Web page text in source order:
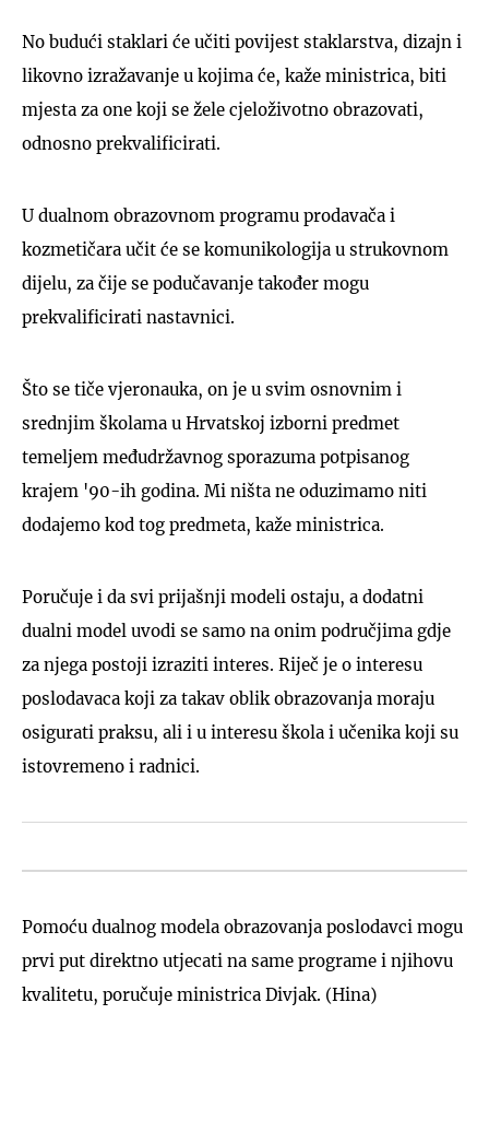
No budući staklari će učiti povijest staklarstva, dizajn i
likovno izražavanje u kojima će, kaže ministrica, biti
mjesta za one koji se žele cjeloživotno obrazovati,
odnosno prekvalificirati.
U dualnom obrazovnom programu prodavača i
kozmetičara učit će se komunikologija u strukovnom
dijelu, za čije se podučavanje također mogu
prekvalificirati nastavnici.
Što se tiče vjeronauka, on je u svim osnovnim i
srednjim školama u Hrvatskoj izborni predmet
temeljem međudržavnog sporazuma potpisanog
krajem '90-ih godina. Mi ništa ne oduzimamo niti
dodajemo kod tog predmeta, kaže ministrica.
Poručuje i da svi prijašnji modeli ostaju, a dodatni
dualni model uvodi se samo na onim područjima gdje
za njega postoji izraziti interes. Riječ je o interesu
poslodavaca koji za takav oblik obrazovanja moraju
osigurati praksu, ali i u interesu škola i učenika koji su
istovremeno i radnici.
Pomoću dualnog modela obrazovanja poslodavci mogu
prvi put direktno utjecati na same programe i njihovu
kvalitetu, poručuje ministrica Divjak. (Hina)